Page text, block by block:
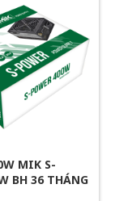
sự cân bằng
định điện áp 12V,
tăng cường sự
hỗ trợ hệ
Sử dụng
cao cấp với vỏ
khiển tốc độ
tối ưu. Quạt
tương thích với
mới nhất của
MIK S-
BH 36 THÁNG